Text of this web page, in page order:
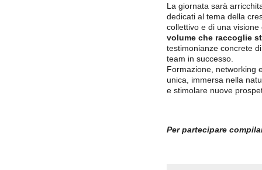
La giornata sarà
dedicati al tema della
collettivo e di una
volume che raccoglie
testimonianze concrete
team in successo.
Formazione, networking
unica, immersa nella
e stimolare nuove
Per partecipare